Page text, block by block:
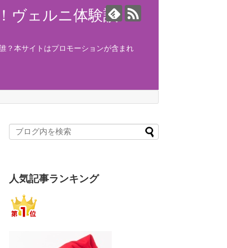
ヴェルニ体験談！
？本サイトはプロモーションが含まれ
人気記事ランキング